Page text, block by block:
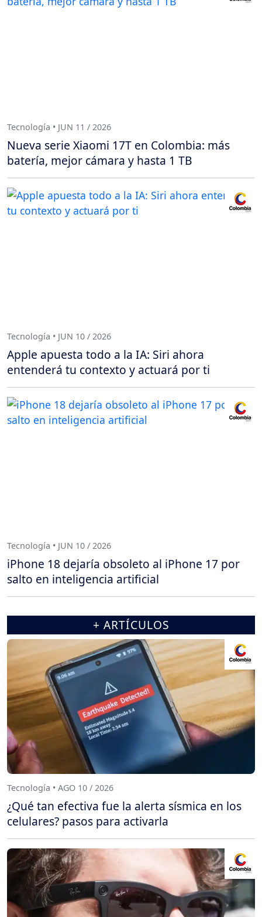
Tecnología • JUN 11 / 2026
Nueva serie Xiaomi 17T en Colombia: más
batería, mejor cámara y hasta 1 TB
Tecnología • JUN 10 / 2026
Apple apuesta todo a la IA: Siri ahora
entenderá tu contexto y actuará por ti
Tecnología • JUN 10 / 2026
iPhone 18 dejaría obsoleto al iPhone 17 por
salto en inteligencia artificial
+ ARTÍCULOS
Tecnología • AGO 10 / 2026
¿Qué tan efectiva fue la alerta sísmica en los
celulares? pasos para activarla